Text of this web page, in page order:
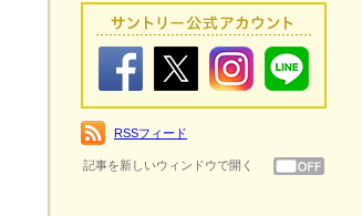
RSSフィード
記事を新しいウィンドウで開く